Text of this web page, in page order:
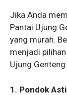
Jika Anda
Pantai Ujung
yang murah.
menjadi
Ujung Genteng.
1. Pondok